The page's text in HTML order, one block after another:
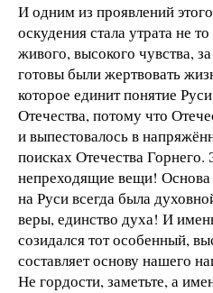
И одним из проявлений
оскудения стала утрата не
живого, высокого чувства,
готовы были жертвовать
которое единит понятие
Отечества, потому что
и выпестовалось в
поисках Отечества
непреходящие вещи! Основа
на Руси всегда была
веры, единство духа! И
созидался тот особенный,
составляет основу нашего
Не гордости, заметьте, а